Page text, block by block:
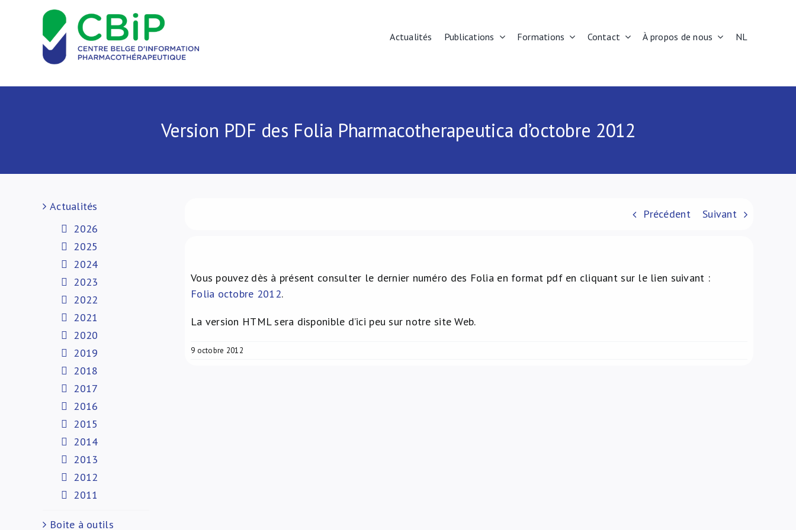
Actualités Publications Formations Contact À propos de nous NL
Version PDF des Folia Pharmacotherapeutica d’octobre 2012
Précédent Suivant
Vous pouvez dès à présent consulter le dernier numéro des Folia en format pdf en cliquant sur le lien suivant :
Folia octobre 2012.
La version HTML sera disponible d’ici peu sur notre site Web.
9 octobre 2012
Actualités
2026
2025
2024
2023
2022
2021
2020
2019
2018
2017
2016
2015
2014
2013
2012
2011
Boite à outils